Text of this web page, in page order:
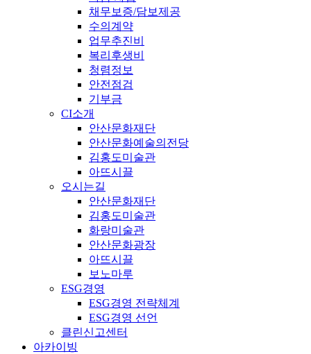
채무보증/담보제공
수의계약
업무추진비
복리후생비
청렴정보
안전점검
기부금
CI소개
안산문화재단
안산문화예술의전당
김홍도미술관
아뜨시끌
오시는길
안산문화재단
김홍도미술관
화랑미술관
안산문화광장
아뜨시끌
보노마루
ESG경영
ESG경영 전략체계
ESG경영 선언
클린신고센터
아카이빙